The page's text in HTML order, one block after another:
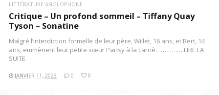
LITTÉRATURE ANGLOPHONE
Critique – Un profond sommeil – Tiffany Quay
Tyson – Sonatine
Malgré l’interdiction formelle de leur père, Willet, 16 ans, et Bert, 14
ans, emmènent leur petite sœur Pansy à la carriè…………….LIRE LA
SUITE
JANVIER 11, 2023 0 0